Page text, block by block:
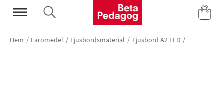
Mina Sidor
Hem Läromedel Ljusbordsmaterial Ljusbord A2 LED